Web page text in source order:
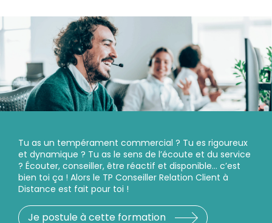
Tu as un tempérament commercial ? Tu es rigoureux
et dynamique ? Tu as le sens de l’écoute et du service
? Écouter, conseiller, être réactif et disponible… c’est
bien toi ça ! Alors le TP Conseiller Relation Client à
Distance est fait pour toi !
Je postule à cette formation